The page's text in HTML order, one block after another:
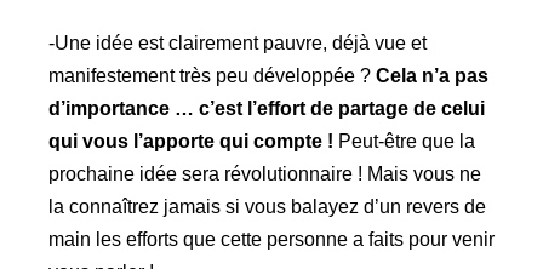
-Une idée est clairement pauvre, déjà vue et
manifestement très peu développée ? Cela n’a pas
d’importance … c’est l’effort de partage de celui
qui vous l’apporte qui compte ! Peut-être que la
prochaine idée sera révolutionnaire ! Mais vous ne
la connaîtrez jamais si vous balayez d’un revers de
main les efforts que cette personne a faits pour venir